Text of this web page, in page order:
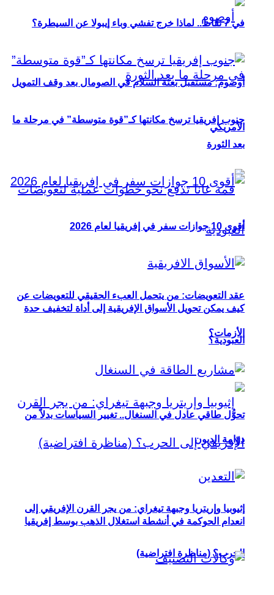
أوصوم: مستقبل بعثة السلام في الصومال بعد وقف التمويل
الأمريكي
عقد التعويضات: من يتحمل العبء الحقيقي للتعويضات عن
العبودية؟
إثيوبيا وإريتريا وجبهة تيغراي: من يجر القرن الإفريقي إلى
الحرب؟ (مناظرة افتراضية)
في 7 نقاط.. لماذا خرج تفشي وباء إيبولا عن السيطرة؟
جنوب إفريقيا ترسخ مكانتها كـ”قوة متوسطة” في مرحلة ما
بعد الثورة
أقوى 10 جوازات سفر في إفريقيا لعام 2026
كيف يمكن تحويل الأسواق الإفريقية إلى أداة لتخفيف حدة
الأزمات؟
تحوُّل طاقي عادل في السنغال.. تغيير السياسات بدلاً من
دوّامة الديون
انعدام الحوكمة في أنشطة استغلال الذهب بوسط إفريقيا